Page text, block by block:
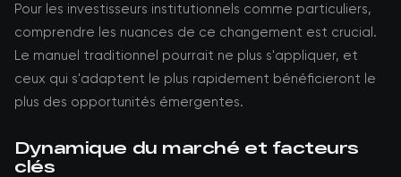
Pour les investisseurs institutionnels comme particuliers,
comprendre les nuances de ce changement est crucial.
Le manuel traditionnel pourrait ne plus s'appliquer, et
ceux qui s'adaptent le plus rapidement bénéficieront le
plus des opportunités émergentes.
Dynamique du marché et facteurs
clés